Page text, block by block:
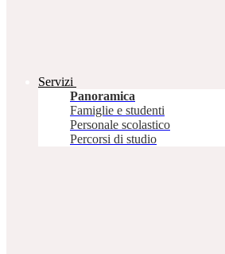
Servizi
Panoramica
Famiglie e studenti
Personale scolastico
Percorsi di studio